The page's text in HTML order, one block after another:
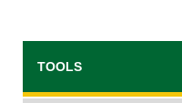
TOOLS